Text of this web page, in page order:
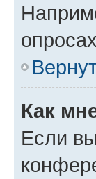
Как
Если